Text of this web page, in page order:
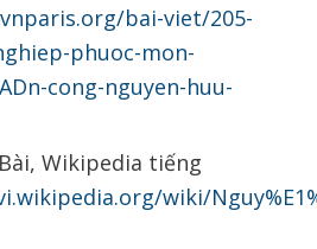
bai-viet/205-
phuoc-mon-
cong-nguyen-huu-
Wikipedia tiếng
wiki/